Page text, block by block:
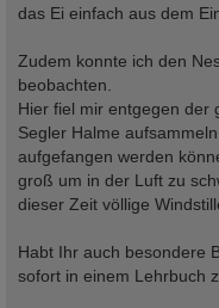
das Ei einfach aus dem
Zudem konnte ich den
beobachten.
Hier fiel mir entgegen der
Segler Halme
aufgefangen werden
groß um in der Luft zu
dieser Zeit völlige
Habt Ihr auch besondere
sofort in einem Lehrbuch